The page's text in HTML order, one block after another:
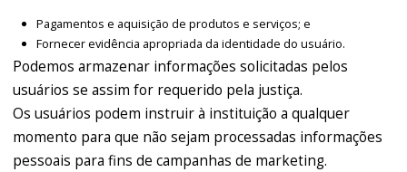
Pagamentos e aquisição de produtos e serviços; e
Fornecer evidência apropriada da identidade do usuário.
Podemos armazenar informações solicitadas pelos
usuários se assim for requerido pela justiça.
Os usuários podem instruir à instituição a qualquer
momento para que não sejam processadas informações
pessoais para fins de campanhas de marketing.